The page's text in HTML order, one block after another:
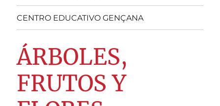
CENTRO EDUCATIVO GENÇANA
ÁRBOLES,
FRUTOS Y